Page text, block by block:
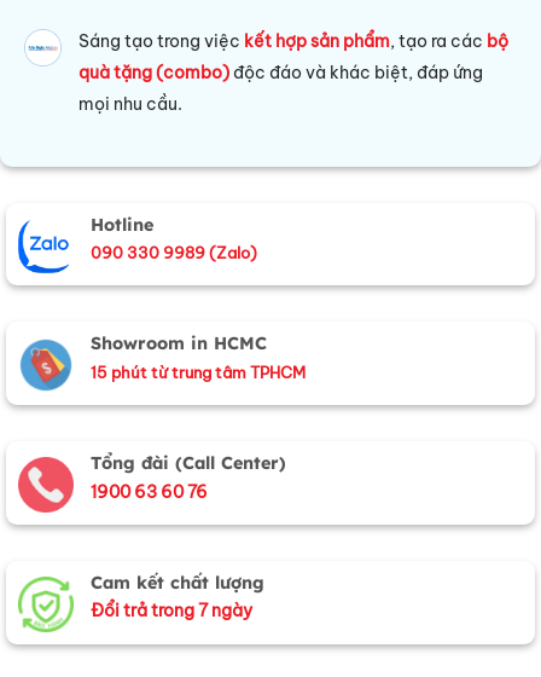
Sáng tạo trong việc kết hợp sản phẩm, tạo ra các bộ
quà tặng (combo) độc đáo và khác biệt, đáp ứng
mọi nhu cầu.
Hotline
090 330 9989 (Zalo)
Showroom in HCMC
15 phút từ trung tâm TPHCM
Tổng đài (Call Center)
1900 63 60 76
Cam kết chất lượng
Đổi trả trong 7 ngày